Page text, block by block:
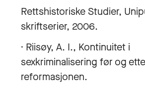
Rettshistoriske Studier,
skriftserier, 2006.
· Riisøy, A. I., Kontinuitet i
sexkriminalisering før og
reformasjonen.